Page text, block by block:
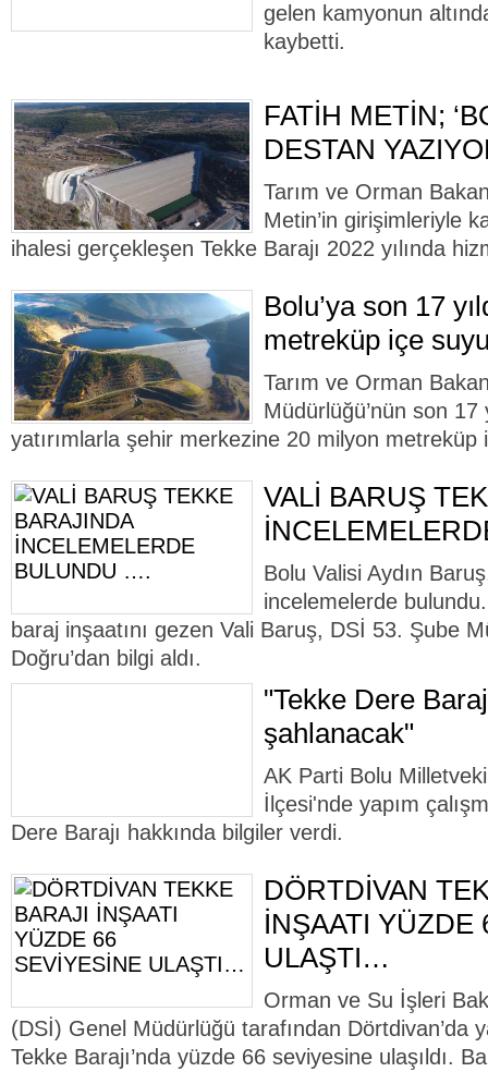
gelen kamyonun
kaybetti.
FATİH METİN;
DESTAN
Tarım ve Orman
Metin’in girişimleriyle
ihalesi gerçekleşen Tekke Barajı 2022 yılında
Bolu’ya son 17
metreküp içe
Tarım ve Orman
Müdürlüğü’nün son 17
yatırımlarla şehir merkezine 20 milyon metreküp
VALİ BARUŞ
Bolu Valisi Aydın
incelemelerde
baraj inşaatını gezen Vali Baruş, DSİ 53. Şube
Doğru’dan bilgi aldı.
"Tekke Dere
şahlanacak"
AK Parti Bolu
İlçesi'nde yapım
Dere Barajı hakkında bilgiler verdi.
DÖRTDİVAN
İNŞAATI YÜZDE
ULAŞTI…
Orman ve Su İşleri
(DSİ) Genel Müdürlüğü tarafından Dörtdivan’da
Tekke Barajı’nda yüzde 66 seviyesine ulaşıldı.